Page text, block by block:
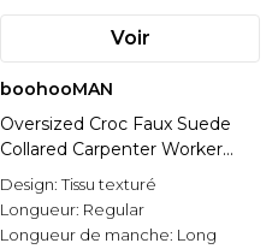
Voir
boohooMAN
Oversized Croc Faux Suede
Collared Carpenter Worker
Jacket
Design:Tissu texturé
Longueur: Regular
Longueur de manche: Long